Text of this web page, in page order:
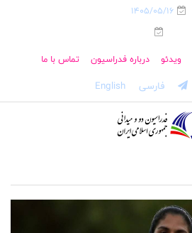
1405/05/16
ویدئو درباره فدراسیون تماس با ما
فارسی English